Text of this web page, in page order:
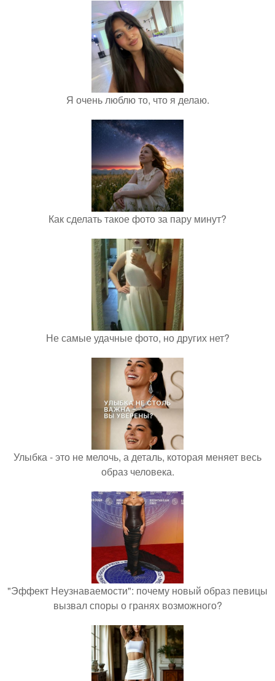
Я очень люблю то, что я делаю.
Как сделать такое фото за пару минут?
Не самые удачные фото, но других нет?
Улыбка - это не мелочь, а деталь, которая меняет весь
образ человека.
"Эффект Неузнаваемости": почему новый образ певицы
вызвал споры о гранях возможного?